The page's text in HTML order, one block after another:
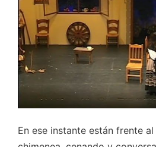
En ese instante están frente